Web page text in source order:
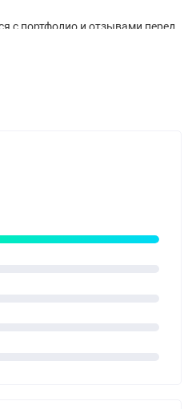
с портфолио и отзывами перед